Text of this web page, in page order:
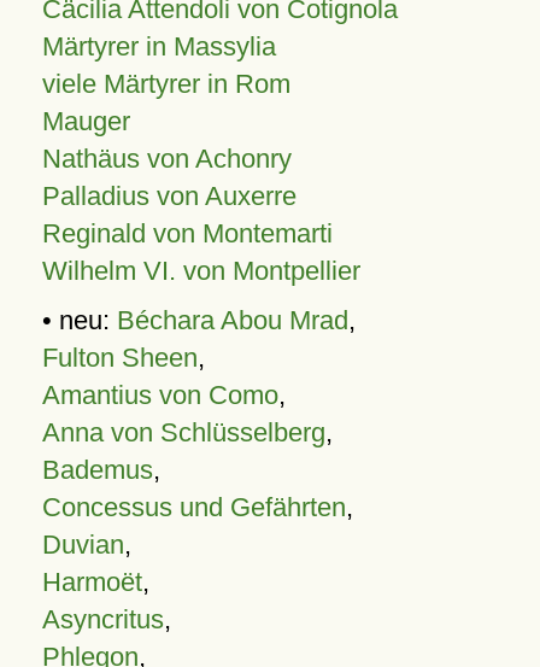
Cäcilia Attendoli von Cotignola
Märtyrer in Massylia
viele Märtyrer in Rom
Mauger
Nathäus von Achonry
Palladius von Auxerre
Reginald von Montemarti
Wilhelm VI. von Montpellier
• neu: Béchara Abou Mrad,
Fulton Sheen,
Amantius von Como,
Anna von Schlüsselberg,
Bademus,
Concessus und Gefährten,
Duvian,
Harmoët,
Asyncritus,
Phlegon,